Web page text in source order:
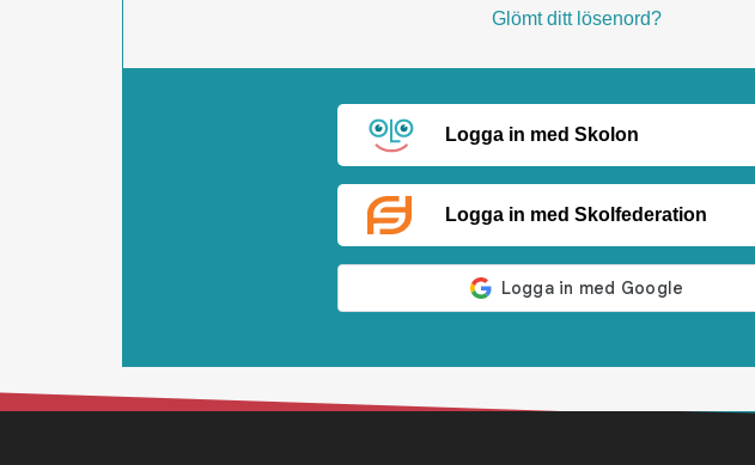
Glömt ditt lösenord?
Logga in med Skolon
Logga in med Skolfederation